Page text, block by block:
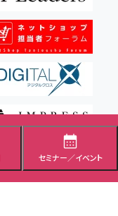
セミナー／イベント